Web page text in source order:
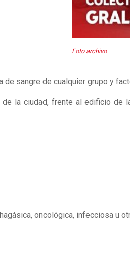
Foto archivo
sangre de cualquier grupo y
la ciudad, frente al edificio
oncológica, infecciosa u